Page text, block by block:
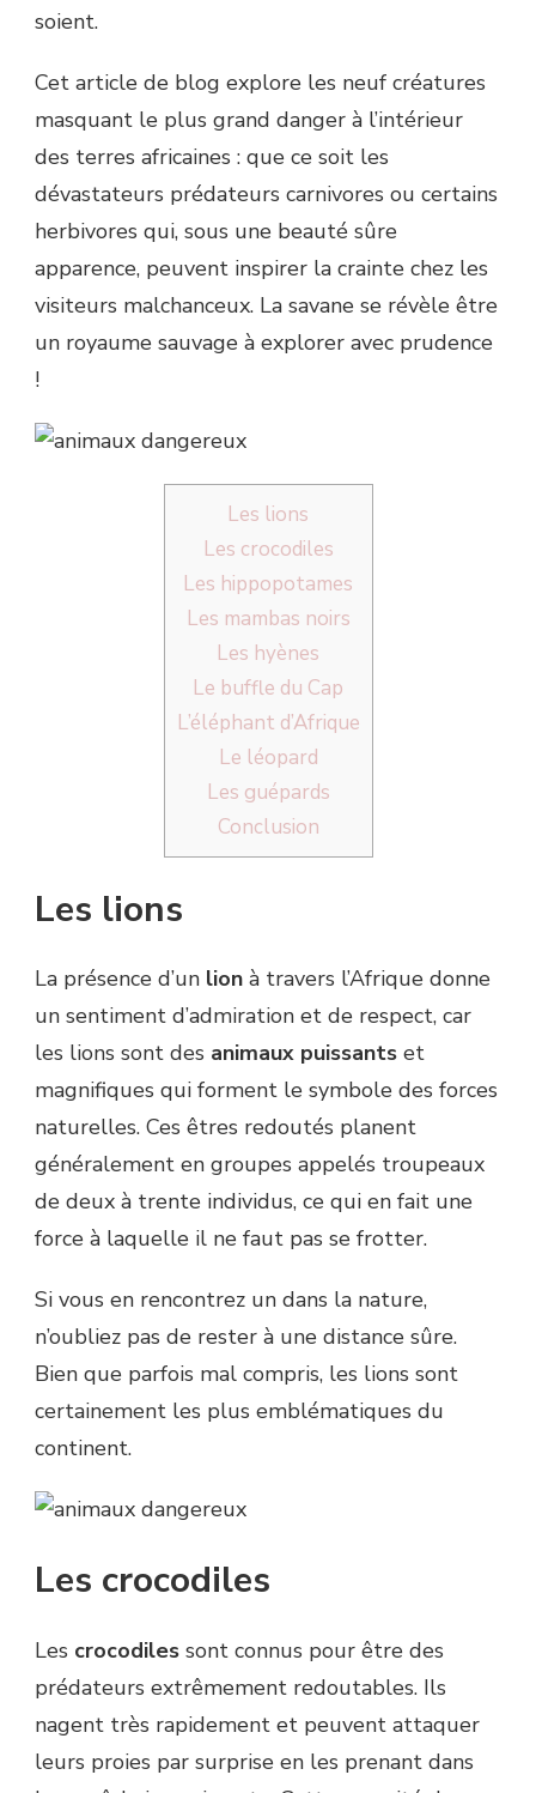
soient.
Cet article de blog explore les neuf créatures
masquant le plus grand danger à l’intérieur
des terres africaines : que ce soit les
dévastateurs prédateurs carnivores ou certains
herbivores qui, sous une beauté sûre
apparence, peuvent inspirer la crainte chez les
visiteurs malchanceux. La savane se révèle être
un royaume sauvage à explorer avec prudence
!
Les lions
Les crocodiles
Les hippopotames
Les mambas noirs
Les hyènes
Le buffle du Cap
L’éléphant d’Afrique
Le léopard
Les guépards
Conclusion
Les lions
La présence d’un lion à travers l’Afrique donne
un sentiment d’admiration et de respect, car
les lions sont des animaux puissants et
magnifiques qui forment le symbole des forces
naturelles. Ces êtres redoutés planent
généralement en groupes appelés troupeaux
de deux à trente individus, ce qui en fait une
force à laquelle il ne faut pas se frotter.
Si vous en rencontrez un dans la nature,
n’oubliez pas de rester à une distance sûre.
Bien que parfois mal compris, les lions sont
certainement les plus emblématiques du
continent.
Les crocodiles
Les crocodiles sont connus pour être des
prédateurs extrêmement redoutables. Ils
nagent très rapidement et peuvent attaquer
leurs proies par surprise en les prenant dans